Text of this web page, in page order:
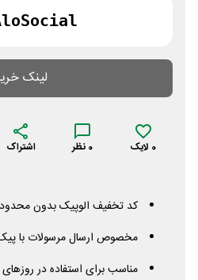
لینک
0 لایک 0 نظر اشتراک
کد تخفیف الوپیک بدون
مخصوص ارسال مرسولات با
مناسب برای استفاده در روزهای